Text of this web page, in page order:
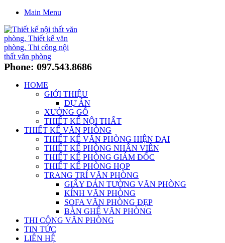
Main Menu
Phone: 097.543.8686
HOME
GIỚI THIỆU
DỰ ÁN
XƯỞNG GỖ
THIẾT KẾ NỘI THẤT
THIẾT KẾ VĂN PHÒNG
THIẾT KẾ VĂN PHÒNG HIỆN ĐẠI
THIẾT KẾ PHÒNG NHÂN VIÊN
THIẾT KẾ PHÒNG GIÁM ĐỐC
THIẾT KẾ PHÒNG HỌP
TRANG TRÍ VĂN PHÒNG
GIẤY DÁN TƯỜNG VĂN PHÒNG
KÍNH VĂN PHÒNG
SOFA VĂN PHÒNG ĐẸP
BÀN GHẾ VĂN PHÒNG
THI CÔNG VĂN PHÒNG
TIN TỨC
LIÊN HỆ